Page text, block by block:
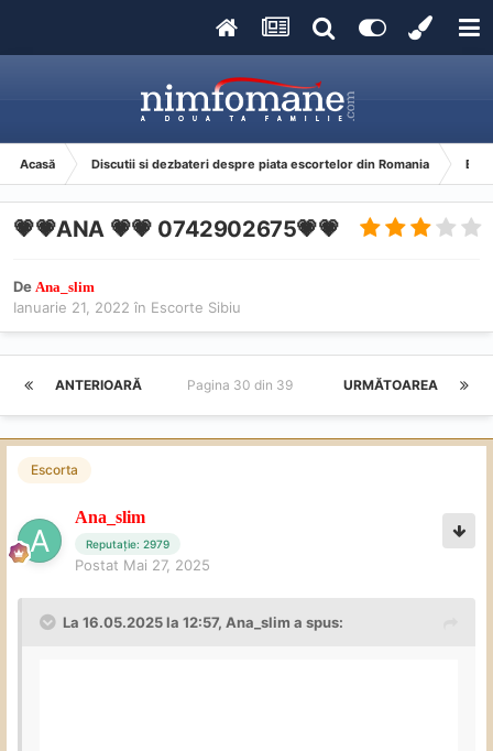
Acasă Discutii si dezbateri despre piata escortelor din Romania
💗💗ANA 💗💗 0742902675💗💗
De Ana_slim
Ianuarie 21, 2022 în Escorte Sibiu
ANTERIOARĂ URMĂTOAREA
Pagina 30 din 39
Escorta
Ana_slim
Reputație: 2979
Postat Mai 27, 2025
La 16.05.2025 la 12:57, Ana_slim a spus: